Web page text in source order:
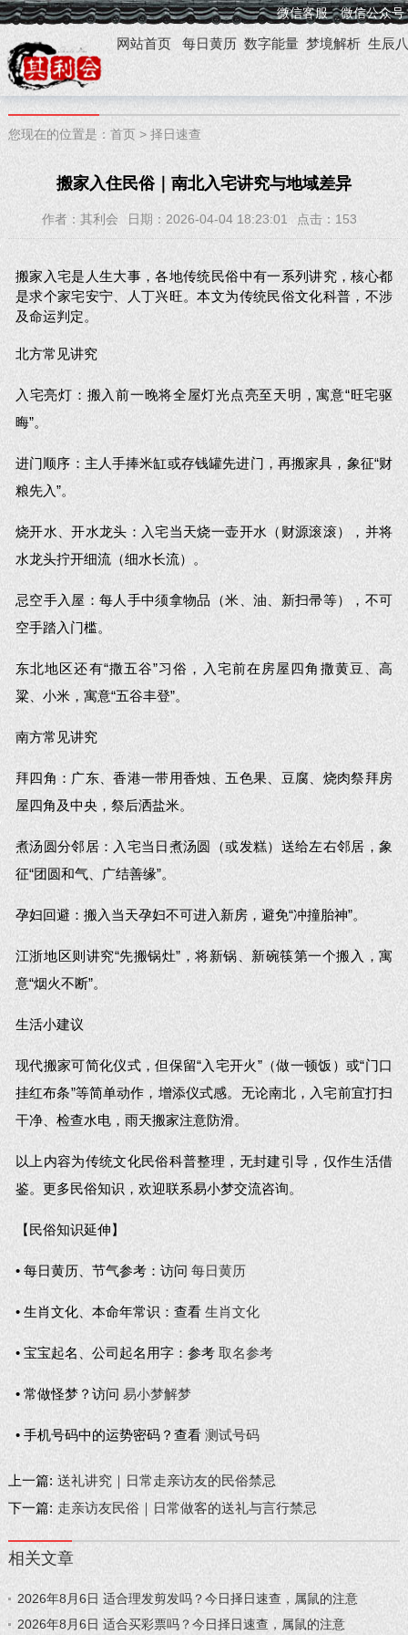
微信客服 微信公众号
网站首页 每日黄历 数字能量 梦境解析 生辰
您现在的位置是： 首页> 择日速查
搬家入住民俗｜南北入宅讲究与地域差异
作者：其利会 日期：2026-04-04 18:23:01 点击： 153
搬家入宅是人生大事，各地传统民俗中有一系列讲究，核心都
是求个家宅安宁、人丁兴旺。本文为传统民俗文化科普，不涉
及命运判定。
北方常见讲究
入宅亮灯：搬入前一晚将全屋灯光点亮至天明，寓意“旺宅驱
晦”。
进门顺序：主人手捧米缸或存钱罐先进门，再搬家具，象征“财
粮先入”。
烧开水、开水龙头：入宅当天烧一壶开水（财源滚滚），并将
水龙头拧开细流（细水长流）。
忌空手入屋：每人手中须拿物品（米、油、新扫帚等），不可
空手踏入门槛。
东北地区还有“撒五谷”习俗，入宅前在房屋四角撒黄豆、高
粱、小米，寓意“五谷丰登”。
南方常见讲究
拜四角：广东、香港一带用香烛、五色果、豆腐、烧肉祭拜房
屋四角及中央，祭后洒盐米。
煮汤圆分邻居：入宅当日煮汤圆（或发糕）送给左右邻居，象
征“团圆和气、广结善缘”。
孕妇回避：搬入当天孕妇不可进入新房，避免“冲撞胎神”。
江浙地区则讲究“先搬锅灶”，将新锅、新碗筷第一个搬入，寓
意“烟火不断”。
生活小建议
现代搬家可简化仪式，但保留“入宅开火”（做一顿饭）或“门口
挂红布条”等简单动作，增添仪式感。无论南北，入宅前宜打扫
干净、检查水电，雨天搬家注意防滑。
以上内容为传统文化民俗科普整理，无封建引导，仅作生活借
鉴。更多民俗知识，欢迎联系易小梦交流咨询。
【民俗知识延伸】
• 每日黄历、节气参考：访问 每日黄历
• 生肖文化、本命年常识：查看 生肖文化
• 宝宝起名、公司起名用字：参考 取名参考
• 常做怪梦？访问 易小梦解梦
• 手机号码中的运势密码？查看 测试号码
上一篇: 送礼讲究｜日常走亲访友的民俗禁忌
下一篇: 走亲访友民俗｜日常做客的送礼与言行禁忌
相关文章
2026年8月6日 适合理发剪发吗？今日择日速查，属鼠的注意
2026年8月6日 适合买彩票吗？今日择日速查，属鼠的注意